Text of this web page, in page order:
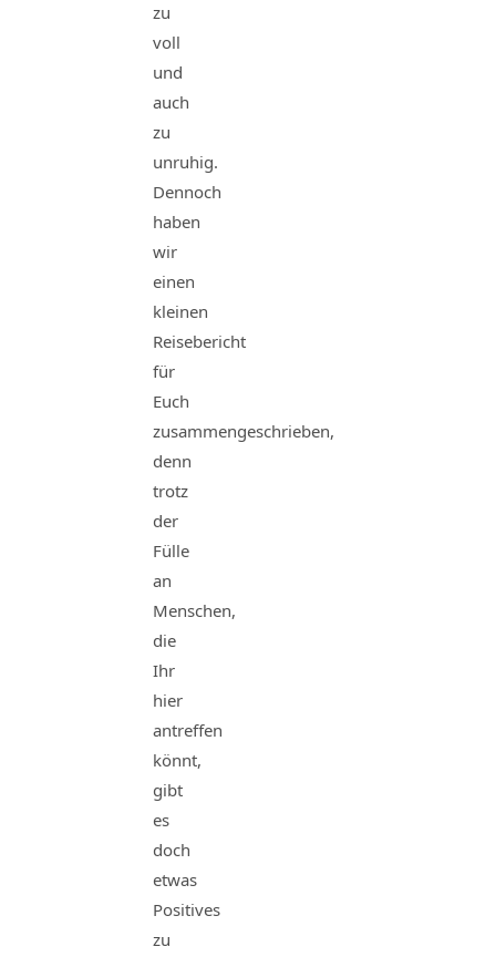
zu
voll
und
auch
zu
unruhig.
Dennoch
haben
wir
einen
kleinen
Reisebericht
für
Euch
zusammengeschrieben,
denn
trotz
der
Fülle
an
Menschen,
die
Ihr
hier
antreffen
könnt,
gibt
es
doch
etwas
Positives
zu